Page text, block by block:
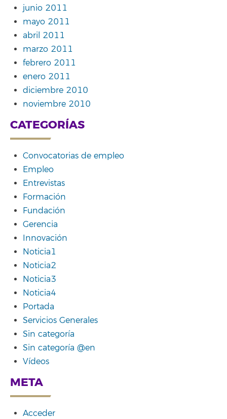
junio 2011
mayo 2011
abril 2011
marzo 2011
febrero 2011
enero 2011
diciembre 2010
noviembre 2010
CATEGORÍAS
Convocatorias de empleo
Empleo
Entrevistas
Formación
Fundación
Gerencia
Innovación
Noticia1
Noticia2
Noticia3
Noticia4
Portada
Servicios Generales
Sin categoría
Sin categoría @en
Vídeos
META
Acceder